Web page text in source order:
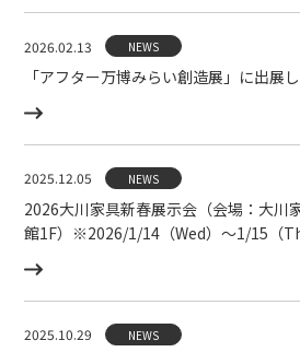
2026.02.13 NEWS
「アフター万博みらい創造展」に出展
2025.12.05 NEWS
2026大川家具新春展示会（会場：大川
館1F）※2026/1/14（Wed）〜1/15（
2025.10.29 NEWS